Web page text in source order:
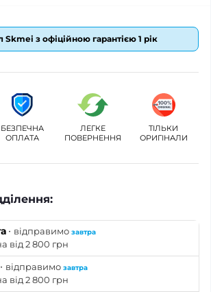
Skmei з офіційною гарантією 1 рік
БЕЗПЕЧНА
ОПЛАТА
ЛЕГКЕ
ПОВЕРНЕННЯ
ТІЛЬКИ
ОРИГІНАЛИ
· відправимо завтра
від 2 800 грн
· відправимо завтра
від 2 800 грн